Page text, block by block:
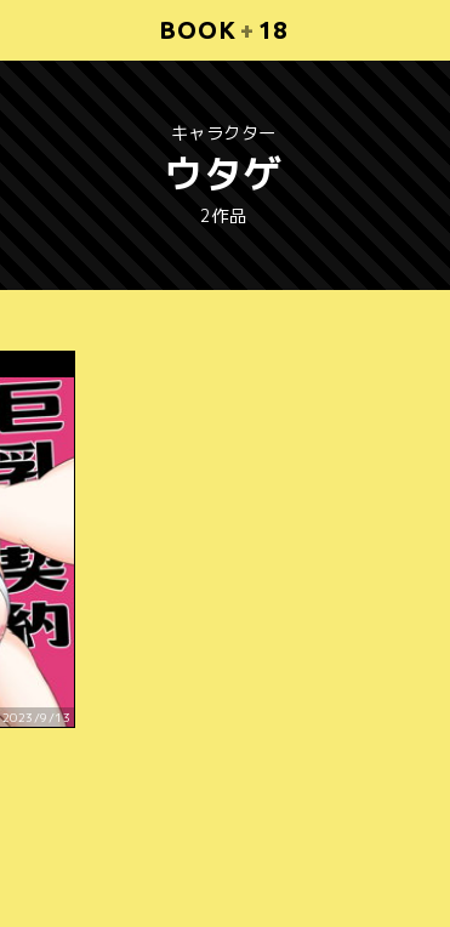
BOOK + 18
キャラクター
ウタゲ
2作品
2023/9/13